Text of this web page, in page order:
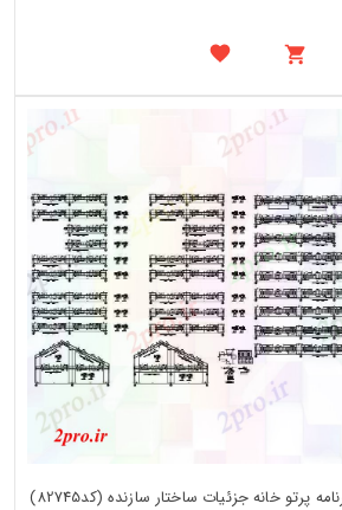
پرتو خانه جزئیات ساختار سازنده (کد82745)